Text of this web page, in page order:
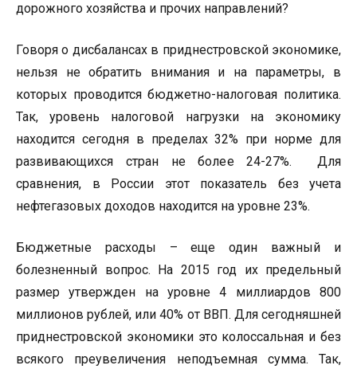
дорожного хозяйства и прочих направлений?
Говоря о дисбалансах в приднестровской экономике,
нельзя не обратить внимания и на параметры, в
которых проводится бюджетно-налоговая политика.
Так, уровень налоговой нагрузки на экономику
находится сегодня в пределах 32% при норме для
развивающихся стран не более 24-27%. Для
сравнения, в России этот показатель без учета
нефтегазовых доходов находится на уровне 23%.
Бюджетные расходы – еще один важный и
болезненный вопрос. На 2015 год их предельный
размер утвержден на уровне 4 миллиардов 800
миллионов рублей, или 40% от ВВП. Для сегодняшней
приднестровской экономики это колоссальная и без
всякого преувеличения неподъемная сумма. Так,